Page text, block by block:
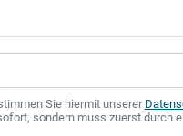
Sie hiermit unserer
sondern muss zuerst durch